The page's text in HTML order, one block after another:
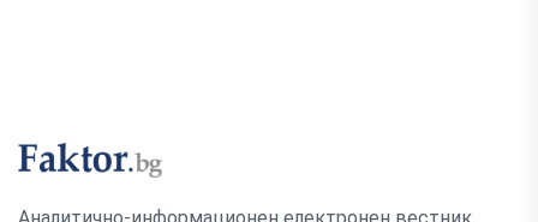
Аналитично-информационен електронен вестник,